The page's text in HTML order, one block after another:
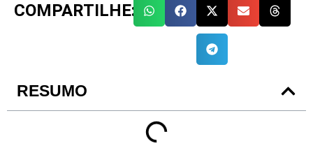
COMPARTILHE:
RESUMO